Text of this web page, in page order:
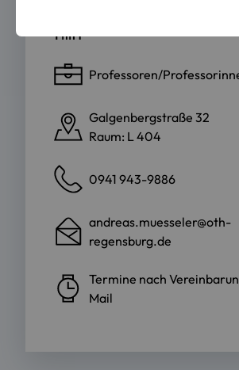
Professoren/
Galgenbergstraße 32
Raum: L 404
0941 943-9886
andreas.muesseler@oth-
regensburg.de
Termine nach
Mail